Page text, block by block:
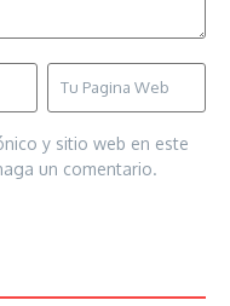
y sitio web en este
un comentario.